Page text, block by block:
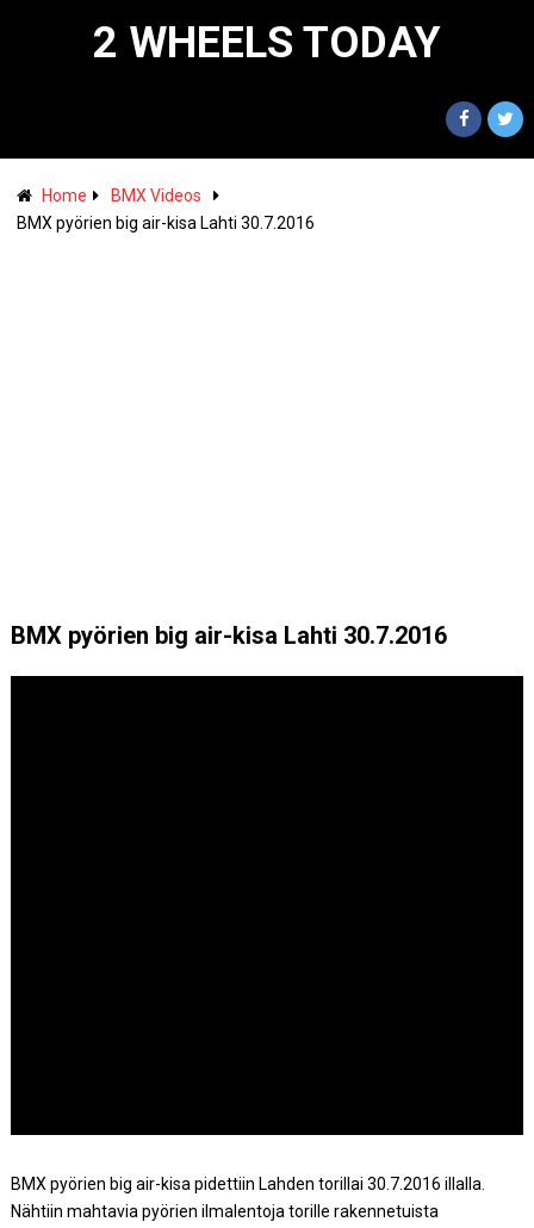
2 WHEELS TODAY
Home
BMX Videos
BMX pyörien big air-kisa Lahti 30.7.2016
BMX pyörien big air-kisa Lahti 30.7.2016
BMX pyörien big air-kisa pidettiin Lahden torillai 30.7.2016 illalla.
Nähtiin mahtavia pyörien ilmalentoja torille rakennetuista